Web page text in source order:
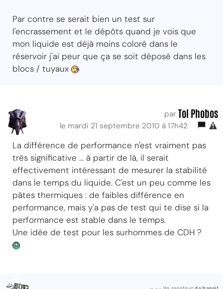
Par contre se serait bien un test sur
l'encrassement et le dépôts quand je vois que
mon liquide est déjà moins coloré dans le
réservoir j'ai peur que ça se soit déposé dans les
blocs / tuyaux
par Tol Phobos
le mardi 21 septembre 2010 à 17h42
La différence de performance n'est vraiment pas
très significative ... à partir de là, il serait
effectivement intéressant de mesurer la stabilité
dans le temps du liquide. C'est un peu comme les
pâtes thermiques : de faibles différence en
performance, mais y'a pas de test qui te dise si la
performance est stable dans le temps.
Une idée de test pour les surhommes de CDH ?